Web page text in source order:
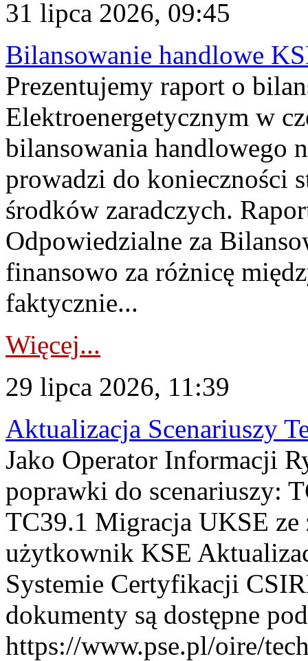
31 lipca 2026, 09:45
Bilansowanie handlowe
Prezentujemy raport o
Elektroenergetycznym w
bilansowania handlowego
prowadzi do konieczności
środków zaradczych.
Odpowiedzialne za
finansowo za różnicę
faktycznie...
Więcej...
29 lipca 2026, 11:39
Aktualizacja Scenariuszy
Jako Operator Informacji
poprawki do scenariuszy:
TC39.1 Migracja UKSE
użytkownik KSE
Systemie Certyfikacji
dokumenty są dostępne
https://www.pse.pl/oire/